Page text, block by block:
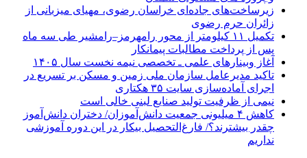
زیرساخت‌های جاده‌ای خراسان رضوی، مهیای میزبانی از
زائران حرم رضوی
تکمیل ۱۱ کیلومتر از محور رامهرمز–رامشیر طی سه ماه
پس از پرداخت مطالبات پیمانکار
آغاز وبینارهای علمی ـ تخصصی نیمه نخست سال ۱۴۰۵
تاکید مدیرعامل سازمان ملی زمین و مسکن بر تسریع در
اجرای آماده‌سازی سایت ۳۵ هکتاری
نیمی از ظرفیت تولید صنایع لبنی خالی است
کاهش ۴ میلیونی جمعیت دانش‌آموزان/ دختران دانش‌آموز
چقدر بیشترند؟/ فارغ‌التحصیل بیکار در این دوره آموزشی
نداریم